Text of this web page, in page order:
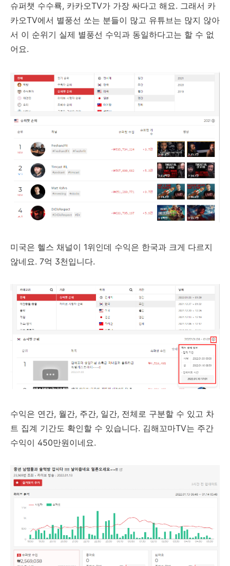
슈퍼챗 수수룍, 카카오TV가 가장 싸다고 해요. 그래서 카
카오TV에서 별풍선 쏘는 분들이 많고 유튜브는 많지 않아
서 이 순위기 실제 별풍선 수익과 동일하다고는 할 수 없
어요.
미국은 헬스 채널이 1위인데 수익은 한국과 크게 다르지
않네요. 7억 3천입니다.
수익은 연간, 월간, 주간, 일간, 전체로 구분할 수 있고 차
트 집계 기간도 확인할 수 있습니다. 김해꼬마TV는 주간
수익이 450만원이네요.